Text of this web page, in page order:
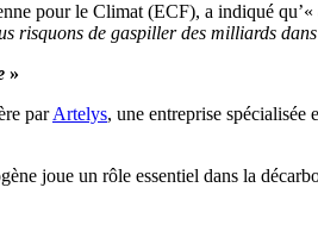
pour le Climat (ECF), a indiqué qu’«
risquons de gaspiller des milliards
»
parArtelys, une entreprise spécialisée
joue un rôle essentiel dans la